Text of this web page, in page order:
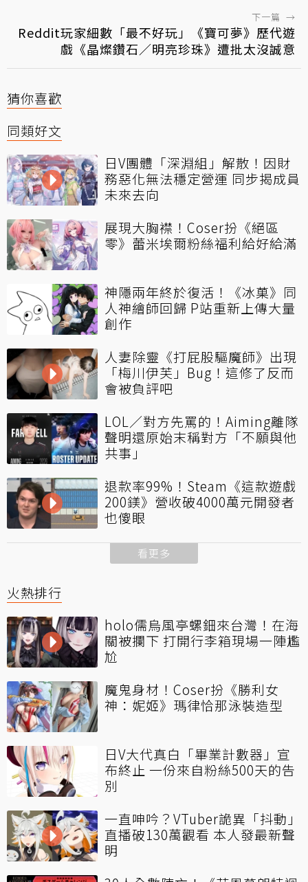
下一篇 →
Reddit玩家細數「最不好玩」《寶可夢》歷代遊
戲《晶燦鑽石／明亮珍珠》遭批太沒誠意
猜你喜歡
同類好文
日V團體「深淵組」解散！因財
務惡化無法穩定營運 同步揭成員
未來去向
展現大胸襟！Coser扮《絕區
零》蕾米埃爾粉絲福利給好給滿
神隱兩年終於復活！《冰菓》同
人神繪師回歸 P站重新上傳大量
創作
人妻除靈《打屁股驅魔師》出現
「梅川伊芙」Bug！這修了反而
會被負評吧
LOL／對方先罵的！Aiming離隊
聲明還原始末稱對方「不願與他
共事」
退款率99%！Steam《這款遊戲
200鎂》營收破4000萬元開發者
也傻眼
看更多
火熱排行
holo儒烏風亭螺鈿來台灣！在海
關被攔下 打開行李箱現場一陣尷
尬
魔鬼身材！Coser扮《勝利女
神：妮姬》瑪律恰那泳裝造型
日V大代真白「畢業計數器」宣
布終止 一份來自粉絲500天的告
別
一直呻吟？VTuber詭異「抖動」
直播破130萬觀看 本人發最新聲
明